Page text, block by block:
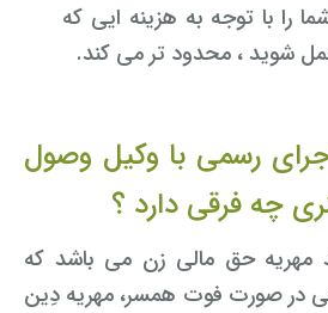
را با توجه به هزینه ایی که
شوید ، محدود تر می کند.
رسمی با وکیل وصول
چه فرقی دارد ؟
مهریه حق مالی زن می باشد که
در صورت فوت همسر، مهریه دِین